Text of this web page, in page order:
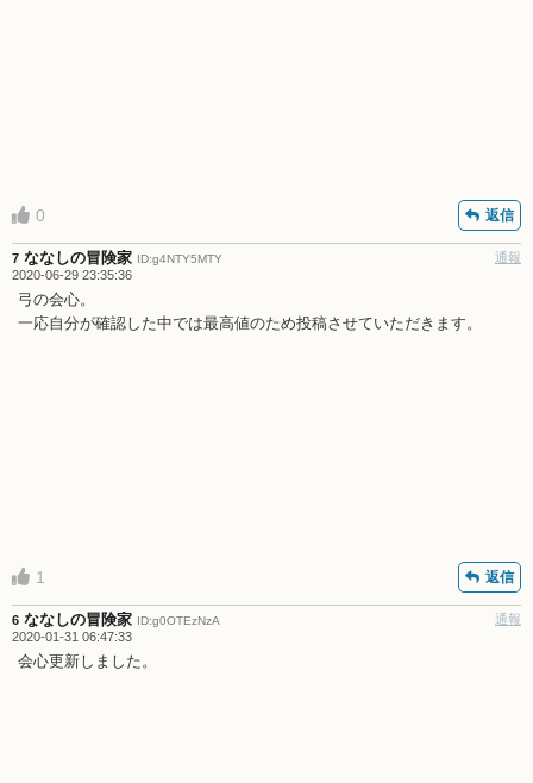
0 返信
7 ななしの冒険家 ID:g4NTY5MTY
2020-06-29 23:35:36
通報
弓の会心。
一応自分が確認した中では最高値のため投稿させていただきます。
1 返信
6 ななしの冒険家 ID:g0OTEzNzA
2020-01-31 06:47:33
通報
会心更新しました。